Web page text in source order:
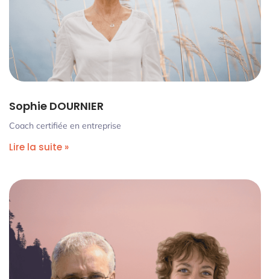
Sophie DOURNIER
Coach certifiée en entreprise
Lire la suite »